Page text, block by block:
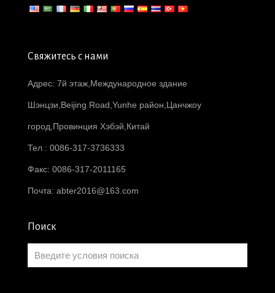
Свяжитесь с нами
Адрес: 7й этаж,Международное здание
Шэнцзи,Beijing Road,Yunhe район,Цанчжоу
город,Провинция Хэбэй,Китай
Тел : 0086-317-3736333
Факс: 0086-317-2011165
Почта: abter2016@163.com
Поиск